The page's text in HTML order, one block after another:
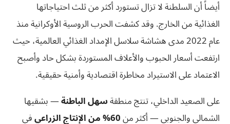
أيضاً أن السلطنة لا تزال تستورد أكثر من ثلث احتياجاتها
الغذائية من الخارج. وقد كشفت الحرب الروسية الأوكرانية منذ
عام 2022 مدى هشاشة سلاسل الإمداد الغذائي العالمية، حيث
ارتفعت أسعار الحبوب والأعلاف المستوردة بشكل حاد وأصبح
الاعتماد على الاستيراد مخاطرة اقتصادية وأمنية حقيقية.
على الصعيد الداخلي، تنتج منطقة سهل الباطنة — بشقيها
الشمالي والجنوبي — أكثر من 60% من الإنتاج الزراعي
في